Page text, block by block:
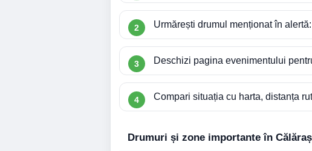
Urmărești drumul menționat în
Deschizi pagina evenimentului
Compari situația cu harta, distanța
Drumuri și zone importante în